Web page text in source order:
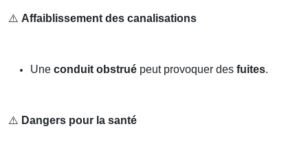
⚠️ Affaiblissement des canalisations
Une conduit obstrué peut provoquer des fuites.
⚠️ Dangers pour la santé